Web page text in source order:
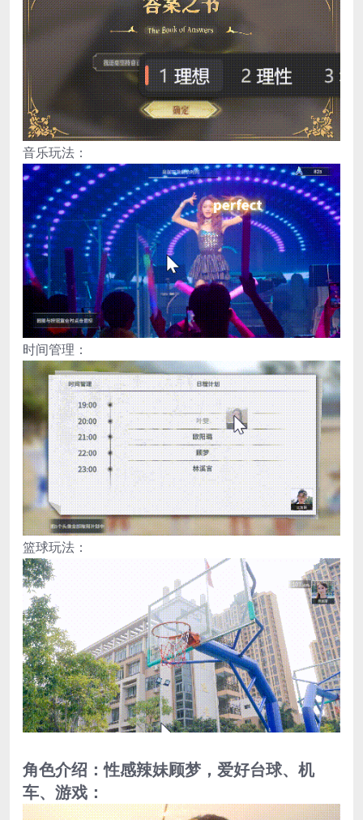
音乐玩法：
时间管理：
篮球玩法：
角色介绍：性感辣妹顾梦，爱好台球、机
车、游戏：